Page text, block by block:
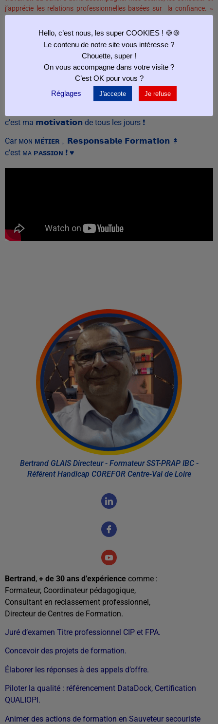
j’apprécie les relations professionnelles basées sur la confiance. »
Vanina
S’exposer sur le web en se filmant face à la 🎥 n’est pas un
exercice aisé.
C’est un exercice périlleux, dangereux qui vous expose au
regard 👀 et aux critiques des autres ❗
Mais prendre du plaisir à le faire :c’est le maître mot
c’est ma 𝗺𝗼𝘁𝗶𝘃𝗮𝘁𝗶𝗼𝗻 de tous les jours ❗
Car ᴍᴏɴ ᴍᴇ́ᴛɪᴇʀ ﹐𝗥𝗲𝘀𝗽𝗼𝗻𝘀𝗮𝗯𝗹𝗲 𝗙𝗼𝗿𝗺𝗮𝘁𝗶𝗼𝗻 👩
c’est ᴍᴀ ᴘᴀssɪᴏɴ ❗ ♥️
Bertrand GLAIS Directeur - Formateur SST-PRAP IBC -
Référent Handicap COREFOR Centre-Val de Loire
Bertrand, + de 30 ans d’expérience comme :
Formateur, Coordinateur pédagogique,
Consultant en reclassement professionnel,
Directeur de Centres de Formation.
Juré d’examen Titre professionnel CIP et FPA.
Concevoir des projets de formation.
Élaborer les réponses à des appels d’offre.
Piloter la qualité : référencement DataDock, Certification
QUALIOPI.
Animer des actions de formation en Sauveteur secouriste
Hello, c’est nous, les super COOKIES ! 🍪🍪
Le contenu de notre site vous intéresse ?
Chouette, super !
On vous accompagne dans votre visite ?
C’est OK pour vous ?
Réglages
J'accepte Je refuse